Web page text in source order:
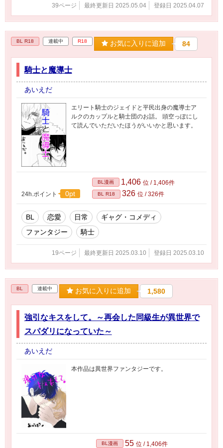
39ページ 最終更新日 2025.05.04 登録日 2025.04.07
BL R18 連載中 R18 お気に入りに追加 84
騎士と魔導士
あいえだ
エリート騎士のジェイドと平民出身の魔導士ア
ルクのカップルと騎士団のお話。 頭空っぽにし
て読んでいただいたほうがいいかと思います。
24h.ポイント 0pt
BL漫画 1,406 位 / 1,406件
BL R18 326 位 / 326件
BL 恋愛 日常
ギャグ・コメディ
ファンタジー
騎士
19ページ 最終更新日 2025.03.10 登録日 2025.03.10
BL 連載中 お気に入りに追加 1,580
強引なキスをして。～再会した同級生が異世界で
スパダリになっていた～
あいえだ
本作品は異世界ファンタジーです。
BL漫画 55 位 / 1,406件